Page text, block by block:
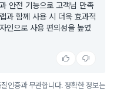
안전 기능으로 고객님 만족
과 함께 사용 시 더욱 효과적
인으로 사용 편의성을 높였
인증과 무관합니다. 정확한 정보는